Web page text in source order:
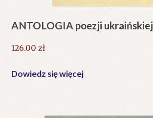
ANTOLOGIA poezji ukraińskiej
126.00 zł
Dowiedz się więcej